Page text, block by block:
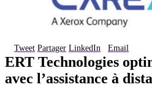
Tweet Partager LinkedIn Email
ERT Technologies
avec l’assistance à